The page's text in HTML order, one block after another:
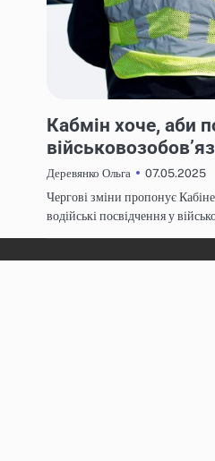
Кабмін хоче, аби
Деревянко Ольга 07.05.2025
Чергові зміни пропонує
водійські посвідчення у